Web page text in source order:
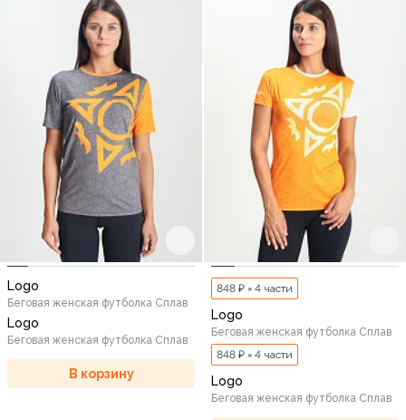
Logo
Беговая женская футболка Сплав
Logo
Беговая женская футболка Сплав
В корзину
848 ₽ × 4 части
Logo
Беговая женская футболка Сплав
848 ₽ × 4 части
Logo
Беговая женская футболка Сплав